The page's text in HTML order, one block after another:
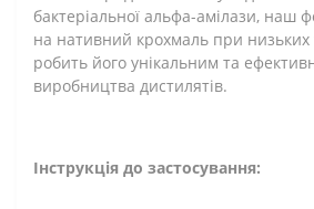
бактеріальної альфа-амілази, наш
на нативний крохмаль при
робить його унікальним та
виробництва дистилятів.
Інструкція до застосування: